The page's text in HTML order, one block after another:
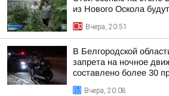
из Нового Оскола
Вчера, 20:51
В Белгородской
запрета на ночное
составлено более 30
Вчера, 20:08